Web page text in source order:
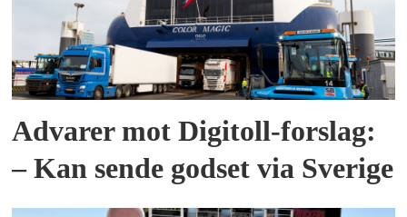
Advarer mot Digitoll-forslag:
– Kan sende godset via Sverige